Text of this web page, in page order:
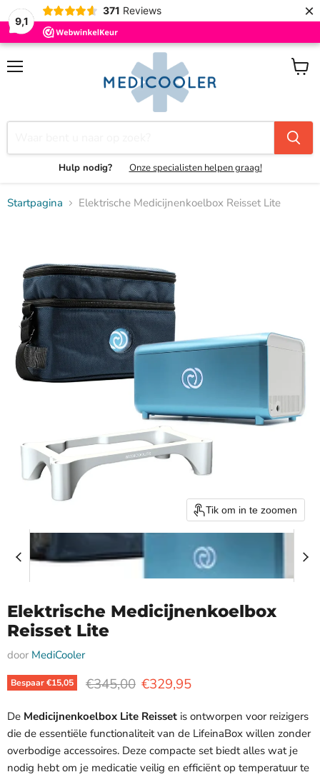
9,1
371 Reviews ×
Hulp nodig? Onze specialisten helpen graag!
Startpagina Elektrische Medicijnenkoelbox Reisset Lite
Tik om in te zoomen
Elektrische Medicijnenkoelbox
Reisset Lite
door MediCooler
Bespaar€15,05 Oorspronkelijke prijs
€345,00 Huidige prijs
€329,95
De Medicijnenkoelbox Lite Reisset is ontworpen voor reizigers
die de essentiële functionaliteit van de LifeinaBox willen zonder
overbodige accessoires. Deze compacte set biedt alles wat je
nodig hebt om je medicatie veilig en efficiënt op temperatuur te